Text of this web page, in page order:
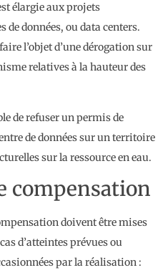
élargie aux projets
de données, ou data centers.
l’objet d’une dérogation sur
relatives à la hauteur des
de refuser un permis de
de données sur un territoire
sur la ressource en eau.
compensation
doivent être mises
d’atteintes prévues ou
par la réalisation :